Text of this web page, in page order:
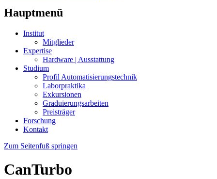
Hauptmenü
Institut
Mitglieder
Expertise
Hardware | Ausstattung
Studium
Profil Automatisierungstechnik
Laborpraktika
Exkursionen
Graduierungsarbeiten
Preisträger
Forschung
Kontakt
Zum Seitenfuß springen
CanTurbo